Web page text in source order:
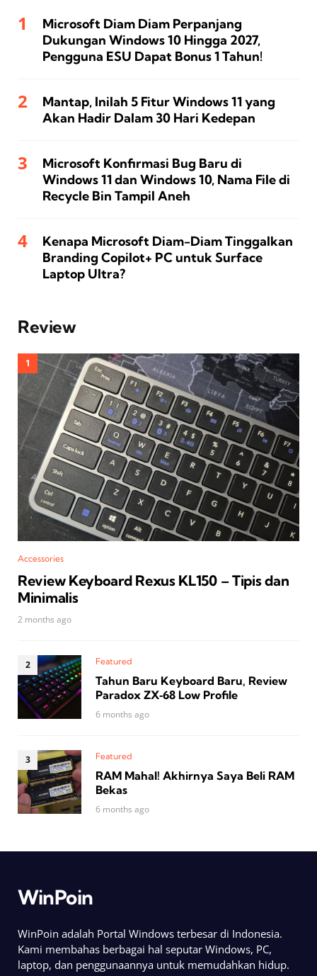
Microsoft Diam Diam Perpanjang
Dukungan Windows 10 Hingga 2027,
Pengguna ESU Dapat Bonus 1 Tahun!
Mantap, Inilah 5 Fitur Windows 11 yang
Akan Hadir Dalam 30 Hari Kedepan
Microsoft Konfirmasi Bug Baru di
Windows 11 dan Windows 10, Nama File di
Recycle Bin Tampil Aneh
Kenapa Microsoft Diam-Diam Tinggalkan
Branding Copilot+ PC untuk Surface
Laptop Ultra?
Review
Accessories
Review Keyboard Rexus KL150 – Tipis dan
Minimalis
2 months ago
Featured
Tahun Baru Keyboard Baru, Review
Paradox ZX‑68 Low Profile
6 months ago
Featured
RAM Mahal! Akhirnya Saya Beli RAM
Bekas
6 months ago
WinPoin
WinPoin adalah Portal Windows terbesar di Indonesia.
Kami membahas berbagai hal seputar Windows, PC,
laptop, dan penggunaannya untuk memudahkan hidup.